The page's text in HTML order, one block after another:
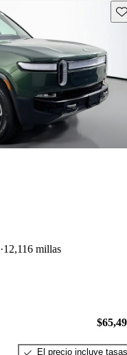
12,116 millas
El precio incluye tasas